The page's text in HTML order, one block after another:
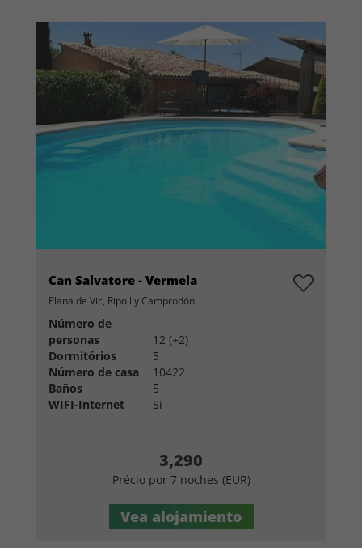
Can Salvatore - Vermela
Plana de Vic, Ripoll y Camprodón
Número de
personas
12 (+2)
Dormitórios
5
Número de casa
10422
Baños
5
WIFI-Internet
Si
3,290
Précio por 7 noches (EUR)
Vea alojamiento